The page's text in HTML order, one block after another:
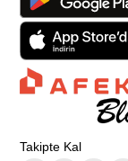
Takipte Kal